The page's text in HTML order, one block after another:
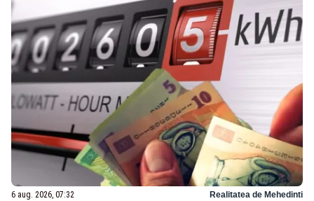
6 aug. 2026, 07:32 Realitatea de Mehedinti